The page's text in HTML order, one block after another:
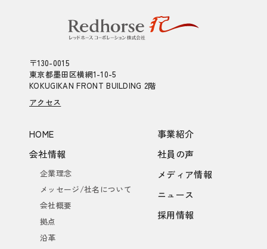
〒130-0015
東京都墨田区横網1-10-5
KOKUGIKAN FRONT BUILDING 2階
アクセス
HOME
会社情報
企業理念
メッセージ/社名について
会社概要
拠点
沿革
事業紹介
社員の声
メディア情報
ニュース
採用情報